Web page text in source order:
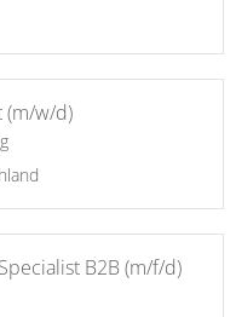
(m/w/d)
B2B (m/f/d)